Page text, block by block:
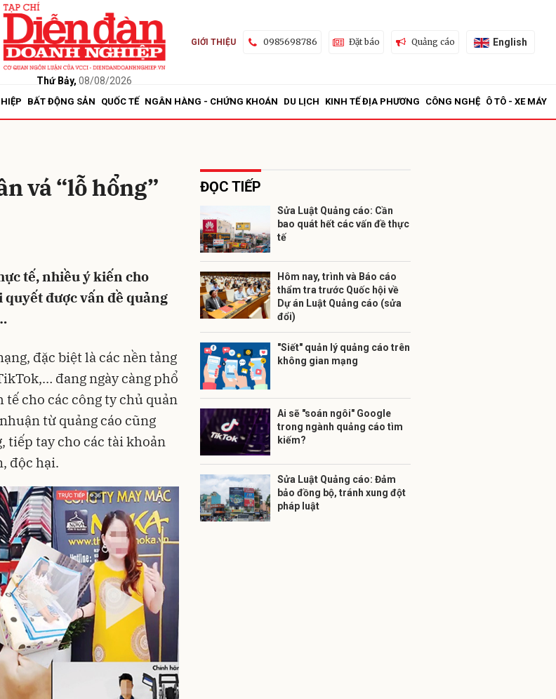
Thứ Bảy, 08/08/2026
GIỚI THIỆU 0985698786 Đặt báo Quảng cáo English
BẤT ĐỘNG SẢN QUỐC TẾ NGÂN HÀNG - CHỨNG KHOÁN DU LỊCH KINH TẾ ĐỊA PHƯƠNG CÔNG NGHỆ Ô TÔ - XE MÁY
vá “lỗ hổng”
tế, nhiều ý kiến cho
quyết được vấn đề quảng
đặc biệt là các nền tảng
đang ngày càng phổ
cho các công ty chủ quản
từ quảng cáo cũng
tiếp tay cho các tài khoản
độc hại.
ĐỌC TIẾP
Sửa Luật Quảng cáo: Cần
bao quát hết các vấn đề thực
tế
Hôm nay, trình và Báo cáo
thẩm tra trước Quốc hội về
Dự án Luật Quảng cáo (sửa
đổi)
"Siết" quản lý quảng cáo trên
không gian mạng
Ai sẽ "soán ngôi" Google
trong ngành quảng cáo tìm
kiếm?
Sửa Luật Quảng cáo: Đảm
bảo đồng bộ, tránh xung đột
pháp luật
Gửi